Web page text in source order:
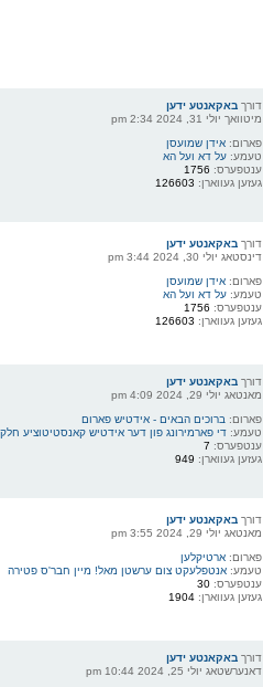
דורךבאקאנטע ידען
מיטוואך יולי 31, 2024 2:34 pm
פארום:אידן שמועסן
טעמע:על דא ועל הא
ענטפערס: 1756
געזען געווארן: 126603
דורךבאקאנטע ידען
דינסטאג יולי 30, 2024 3:44 pm
פארום:אידן שמועסן
טעמע:על דא ועל הא
ענטפערס: 1756
געזען געווארן: 126603
דורךבאקאנטע ידען
מאנטאג יולי 29, 2024 4:09 pm
פארום: ברוכים הבאים - אידטיש פארום
טעמע:די פארמירונג פון דער אידטיש קאנסטיטוציע
ענטפערס: 7
געזען געווארן: 949
דורךבאקאנטע ידען
מאנטאג יולי 29, 2024 3:55 pm
פארום:ארטיקלען
טעמע:אנטפלעקט צום ערשטן מאל! מיין חבר'ס פטירה
ענטפערס:30
געזען געווארן:1904
דורךבאקאנטע ידען
דאנערשטאג יולי 25, 2024 10:44 pm